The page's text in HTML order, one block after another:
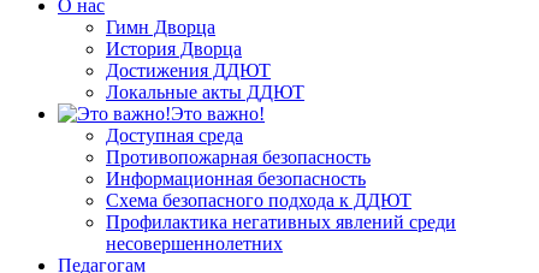
О нас
Гимн Дворца
История Дворца
Достижения ДДЮТ
Локальные акты ДДЮТ
Это важно!
Доступная среда
Противопожарная безопасность
Информационная безопасность
Схема безопасного подхода к ДДЮТ
Профилактика негативных явлений среди
несовершеннолетних
Педагогам